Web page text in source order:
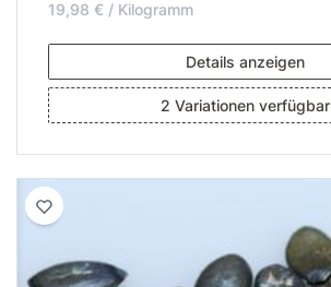
19,98 € / Kilogramm
Details anzeigen
2 Variationen verfügbar